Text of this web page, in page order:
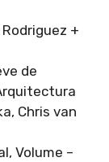
+
de
Chris van
Volume –